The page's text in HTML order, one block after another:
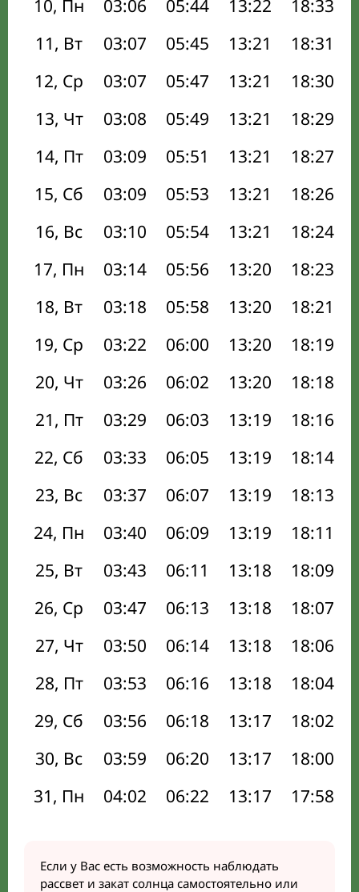
10, Пн
03:06 05:44 13:22 18:33
11, Вт
03:07 05:45 13:21 18:31
12, Ср
03:07 05:47 13:21 18:30
13, Чт
03:08 05:49 13:21 18:29
14, Пт
03:09 05:51 13:21 18:27
15, Сб
03:09 05:53 13:21 18:26
16, Вс
03:10 05:54 13:21 18:24
17, Пн
03:14 05:56 13:20 18:23
18, Вт
03:18 05:58 13:20 18:21
19, Ср
03:22 06:00 13:20 18:19
20, Чт
03:26 06:02 13:20 18:18
21, Пт
03:29 06:03 13:19 18:16
22, Сб
03:33 06:05 13:19 18:14
23, Вс
03:37 06:07 13:19 18:13
24, Пн
03:40 06:09 13:19 18:11
25, Вт
03:43 06:11 13:18 18:09
26, Ср
03:47 06:13 13:18 18:07
27, Чт
03:50 06:14 13:18 18:06
28, Пт
03:53 06:16 13:18 18:04
29, Сб
03:56 06:18 13:17 18:02
30, Вс
03:59 06:20 13:17 18:00
31, Пн
04:02 06:22 13:17 17:58
Если у Вас есть возможность наблюдать
рассвет и закат солнца самостоятельно или